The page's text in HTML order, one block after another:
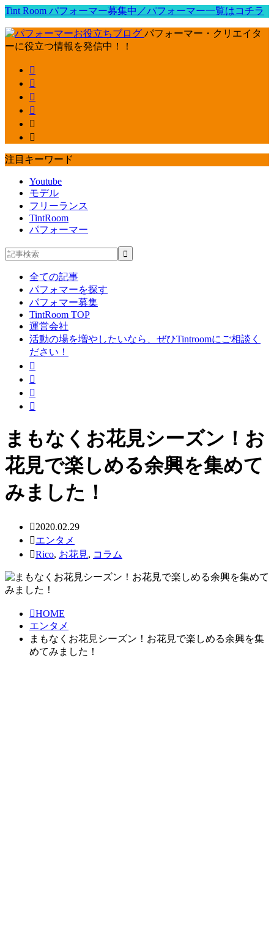
Tint Room パフォーマー募集中／パフォーマー一覧はコチラ
パフォーマー・クリエイタ
ーに役立つ情報を発信中！！
注目キーワード
Youtube
モデル
フリーランス
TintRoom
パフォーマー
全ての記事
パフォマーを探す
パフォマー募集
TintRoom TOP
運営会社
活動の場を増やしたいなら、ぜひTintroomにご相談く
ださい！
まもなくお花見シーズン！お
花見で楽しめる余興を集めて
みました！
2020.02.29
エンタメ
Rico, お花見, コラム
HOME
エンタメ
まもなくお花見シーズン！お花見で楽しめる余興を集
めてみました！